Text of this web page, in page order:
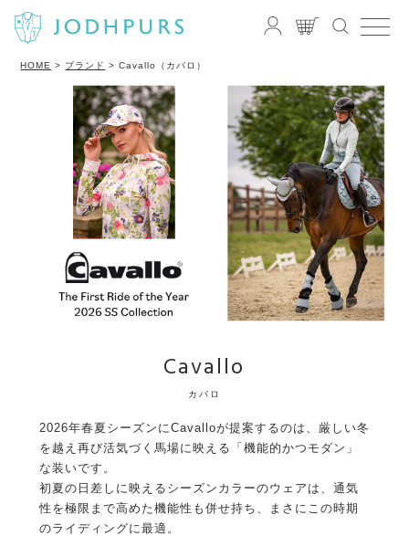
HOME ブランド Cavallo（カバロ）
Cavallo
カバロ
2026年春夏シーズンにCavalloが提案するのは、厳しい冬
を越え再び活気づく馬場に映える「機能的かつモダン」
な装いです。
初夏の日差しに映えるシーズンカラーのウェアは、通気
性を極限まで高めた機能性も併せ持ち、まさにこの時期
のライディングに最適。